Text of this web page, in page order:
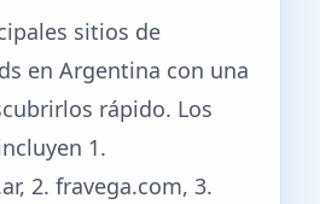
sitios de
en Argentina con una
rápido. Los
1.
2. fravega.com, 3.